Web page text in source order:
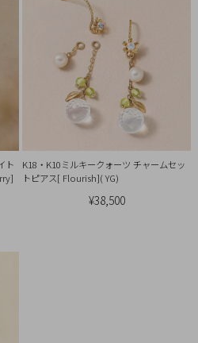
ト
K18・K10ミルキークォーツ チャームセッ
トピアス[ Flourish]( YG)
¥38,500